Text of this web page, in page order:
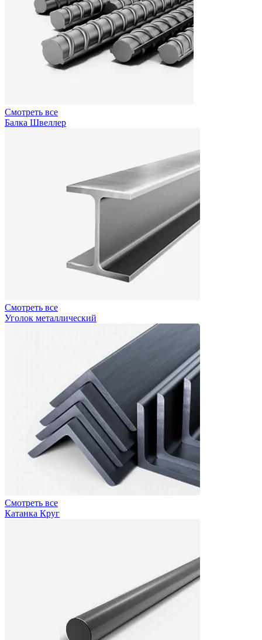
Смотреть все
Балка Швеллер
Смотреть все
Уголок металлический
Смотреть все
Катанка Круг